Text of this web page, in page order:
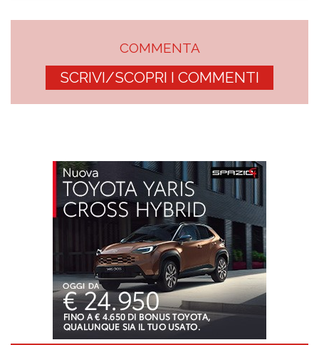
COMMENTA
SCRIVI/SCOPRI I COMMENTI